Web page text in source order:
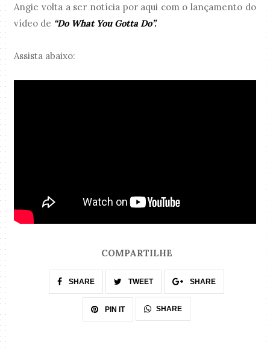
Angie volta a ser notícia por aqui com o lançamento do
vídeo de “Do What You Gotta Do”.
Assista abaixo:
COMPARTILHE
SHARE TWEET SHARE
PIN IT SHARE